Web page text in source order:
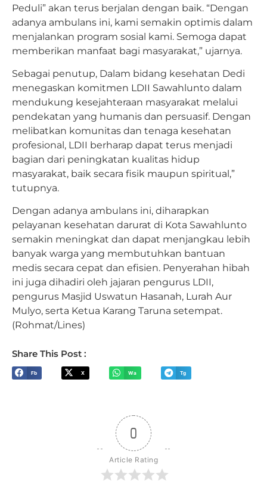
Peduli” akan terus berjalan dengan baik. “Dengan
adanya ambulans ini, kami semakin optimis dalam
menjalankan program sosial kami. Semoga dapat
memberikan manfaat bagi masyarakat,” ujarnya.
Sebagai penutup, Dalam bidang kesehatan Dedi
menegaskan komitmen LDII Sawahlunto dalam
mendukung kesejahteraan masyarakat melalui
pendekatan yang humanis dan persuasif. Dengan
melibatkan komunitas dan tenaga kesehatan
profesional, LDII berharap dapat terus menjadi
bagian dari peningkatan kualitas hidup
masyarakat, baik secara fisik maupun spiritual,”
tutupnya.
Dengan adanya ambulans ini, diharapkan
pelayanan kesehatan darurat di Kota Sawahlunto
semakin meningkat dan dapat menjangkau lebih
banyak warga yang membutuhkan bantuan
medis secara cepat dan efisien. Penyerahan hibah
ini juga dihadiri oleh jajaran pengurus LDII,
pengurus Masjid Uswatun Hasanah, Lurah Aur
Mulyo, serta Ketua Karang Taruna setempat.
(Rohmat/Lines)
Share This Post :
Fb X Wa Tg
0
Article Rating